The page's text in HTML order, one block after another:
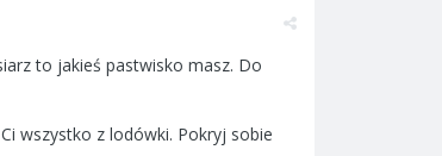
to jakieś pastwisko masz. Do
wszystko z lodówki. Pokryj sobie